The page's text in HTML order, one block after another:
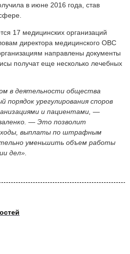
в июне 2016 года, став
17 медицинских организаций
директора медицинского ОВС
направлены документы
получат еще несколько лечебных
в деятельности общества
порядок урегулирования споров
и пациентами, —
— Это позволит
выплаты по штрафным
уменьшить объем работы
дел».